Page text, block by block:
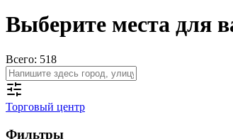
Выберите места для
Всего: 518
Торговый центр
Фильтры